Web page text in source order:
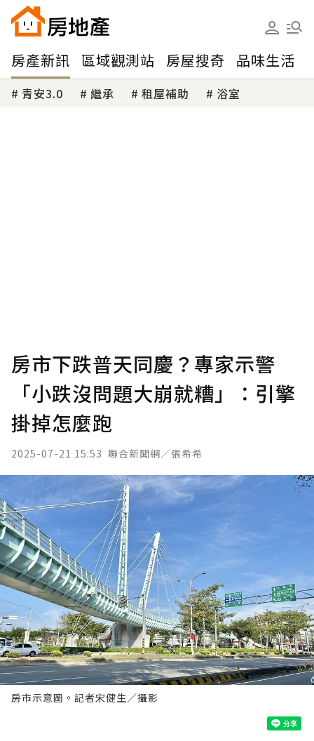
房產新訊 區域觀測站 房屋搜奇 品味生活
青安3.0 繼承 租屋補助 浴室
房市下跌普天同慶？專家示警
「小跌沒問題大崩就糟」：引擎
掛掉怎麼跑
2025-07-21 15:53 聯合新聞網／張希希
房市示意圖。記者宋健生／攝影